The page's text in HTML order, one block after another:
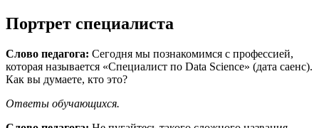
Портрет специалиста
Слово педагога: Сегодня мы познакомимся с профессией,
которая называется «Специалист по Data Science» (дата саенс).
Как вы думаете, кто это?
Ответы обучающихся.